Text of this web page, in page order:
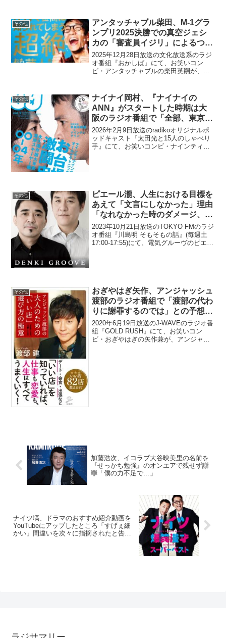
と『めちゃイケ』であると語っていた。
太田...
その他
アンタッチャブル柴田、M-1グラ
ンプリ2025決勝での真空ジェシ
カの「審査員イジリ」によるつか
みについて言及「寄席みたいな空
気に…」
2025年12月28日放送の文化放送系のラジ
オ番組『おかしば』にて、お笑いコン
ビ・アンタッチャブルの柴田英嗣が、M-1
言及していた。岡田圭右：最初な、「も
う1階上や...
その他
ナイナイ岡村、『ナイナイの
ANN』がスタートした時期は大
阪のラジオ番組で「全部、東京の
悪口吐き出して」いたと告白
2026年2月9日放送のradikoオリジナルポ
ッドキャスト『太田光と15人のしゃべり
手』にて、お笑いコンビ・ナインティナ
その他
ピエール瀧、人生における目標を
あえて「文言にしなかった」理由
「なれなかった時のダメージ、半
端なくない？」
2023年10月21日放送のTOKYO FMのラジ
オ番組『川島明 そもそもの話』(毎週土
17:00-17:55)にて、電気グルーヴのピエー
その他
おぎやはぎ矢作、アンジャッシュ
渡部のラジオ番組で「渡部の代わ
りに謝罪するのでは」との予想に
「全く代読しません、謝る気もご
ざいません(笑)」
2020年6月19日放送のJ-WAVEのラジオ番
組『GOLD RUSH』にて、お笑いコン
ビ・おぎやはぎの矢作兼が、アンジャッ
加藤浩次、イコラブ大谷映美里の名前を
『せっかち勉強』のオンエアで残せず謝
罪「僕の力不足で…」
ナイツ塙、ドラマのおすすめ紹介動画を
YouTubeにアップしたところ「すげぇ細
かい」間違いを次々に指摘されたと告白